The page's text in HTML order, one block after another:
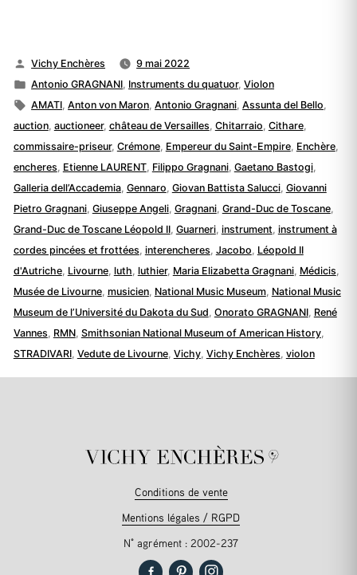
Publié
par
Vichy Enchères
9 mai 2022
Publié
dans
Antonio GRAGNANI Instruments du quatuor,Violon
Étiquettes :
AMATI ,Anton von Maron ,Antonio Gragnani ,Assunta del Bello
auction, auctioneer, château de Versailles Chitarraio Cithare,
commissaire-priseur, Crémone, Empereur du Saint-Empire, Enchère,
encheres Etienne LAURENT, Filippo Gragnani, Gaetano Bastogi,
Galleria dell’Accademia, Gennaro Giovan Battista Salucci, Giovanni
Pietro Gragnani, Giuseppe Angeli, Gragnani, Grand-Duc de Toscane,
Grand-Duc de Toscane Léopold II, Guarneri, instrument instrument à
cordes pincées et frottées interencheres Jacobo Léopold II
d'Autriche, Livourne, luth luthier, Maria Elizabetta Gragnani, Médicis
Musée de Livourne, musicien, National Music Museum, National Music
Museum de l’Université du Dakota du Sud Onorato GRAGNANI, René
Vannes RMN, Smithsonian National Museum of American History,
STRADIVARI, Vedute de Livourne, Vichy, Vichy Enchères violon
Conditions de vente
Mentions légales / RGPD
N° agrément : 2002-237